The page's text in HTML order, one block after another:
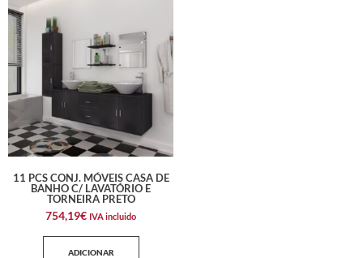
11 PCS CONJ. MÓVEIS CASA DE
BANHO C/ LAVATÓRIO E
TORNEIRA PRETO
754,19€ IVA incluido
ADICIONAR